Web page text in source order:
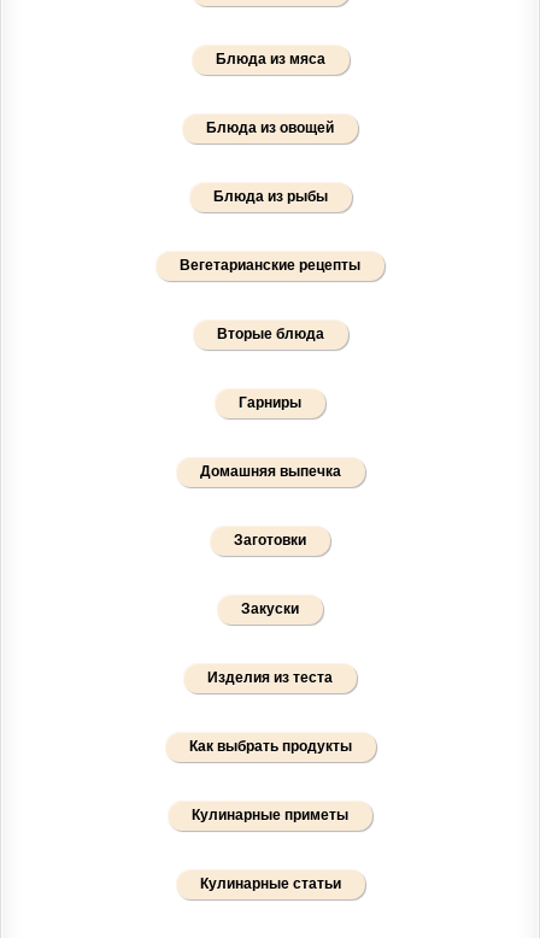
Блюда из мяса
Блюда из овощей
Блюда из рыбы
Вегетарианские рецепты
Вторые блюда
Гарниры
Домашняя выпечка
Заготовки
Закуски
Изделия из теста
Как выбрать продукты
Кулинарные приметы
Кулинарные статьи